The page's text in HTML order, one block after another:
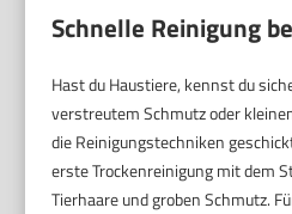
Schnelle Reinigung
Hast du Haustiere, kennst du
verstreutem Schmutz oder
die Reinigungstechniken
erste Trockenreinigung mit dem
Tierhaare und groben Schmutz.